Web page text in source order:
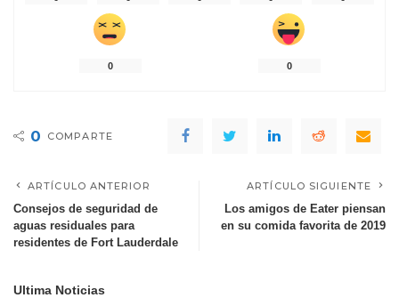
0 0
0 COMPARTE
ARTÍCULO ANTERIOR
Consejos de seguridad de
aguas residuales para
residentes de Fort Lauderdale
ARTÍCULO SIGUIENTE
Los amigos de Eater piensan
en su comida favorita de 2019
Ultima Noticias